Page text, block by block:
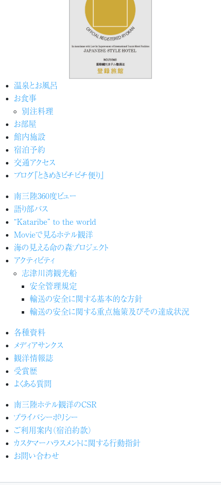
温泉とお風呂
お食事
別注料理
お部屋
館内施設
宿泊予約
交通アクセス
ブログ『ときめきピチピチ便り』
南三陸360度ビュー
語り部バス
“Kataribe” to the world
Movieで見るホテル観洋
海の見える命の森プロジェクト
アクティビティ
志津川湾観光船
安全管理規定
輸送の安全に関する基本的な方針
輸送の安全に関する重点施策及びその達成状況
各種資料
メディアサンクス
観洋情報誌
受賞歴
よくある質問
南三陸ホテル観洋のCSR
プライバシーポリシー
ご利用案内（宿泊約款）
カスタマーハラスメントに関する行動指針
お問い合わせ